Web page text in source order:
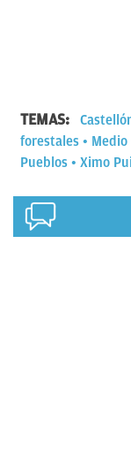
TEMAS:
forestales
Pueblos
Ximo